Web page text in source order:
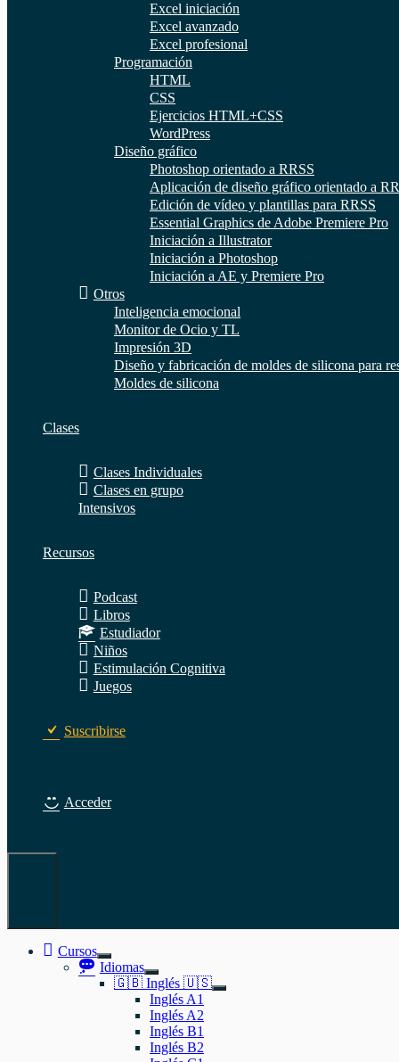
Excel iniciación
Excel avanzado
Excel profesional
Programación
HTML
CSS
Ejercicios HTML+CSS
WordPress
Diseño gráfico
Photoshop orientado a RRSS
Aplicación de diseño gráfico orientado a
Edición de vídeo y plantillas para RRSS
Essential Graphics de Adobe Premiere Pro
Iniciación a Illustrator
Iniciación a Photoshop
Iniciación a AE y Premiere Pro
Otros
Inteligencia emocional
Monitor de Ocio y TL
Impresión 3D
Diseño y fabricación de moldes de silicona para
Moldes de silicona
Clases
Clases Individuales
Clases en grupo
Intensivos
Recursos
Podcast
Libros
Estudiador
Niños
Estimulación Cognitiva
Juegos
Suscribirse
Acceder
Cursos
Mostrar
el
submenú
Idiomas
Mostrar
el
submenú
🇬🇧 Inglés 🇺🇸
Mostrar
Inglés A1
Inglés A2
Inglés B1
Inglés B2